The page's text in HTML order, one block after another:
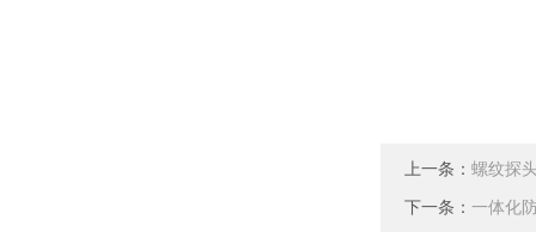
上一条： 螺纹探
下一条： 一体化